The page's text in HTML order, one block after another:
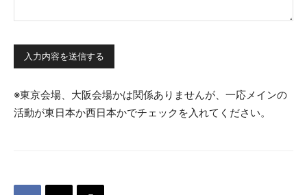
※東京会場、大阪会場かは関係ありませんが、一応メインの
活動が東日本か西日本かでチェックを入れてください。